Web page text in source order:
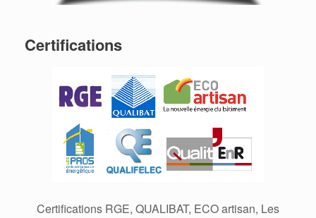
Certifications
Certifications RGE, QUALIBAT, ECO artisan, Les